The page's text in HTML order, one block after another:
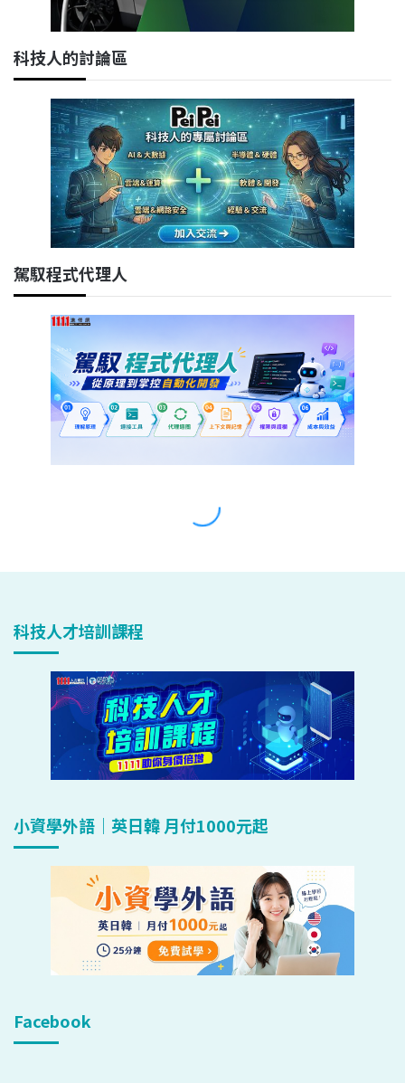
科技人才培訓課程
小資學外語｜英日韓 月付1000元起
Facebook